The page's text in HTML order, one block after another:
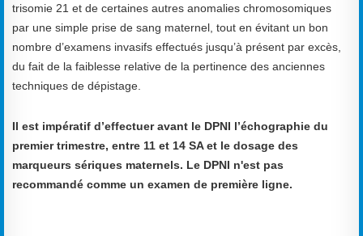
trisomie 21 et de certaines autres anomalies chromosomiques
par une simple prise de sang maternel, tout en évitant un bon
nombre d’examens invasifs effectués jusqu’à présent par excès,
du fait de la faiblesse relative de la pertinence des anciennes
techniques de dépistage.
Il est impératif d’effectuer avant le DPNI l’échographie du
premier trimestre, entre 11 et 14 SA et le dosage des
marqueurs sériques maternels. Le DPNI n'est pas
recommandé comme un examen de première ligne.